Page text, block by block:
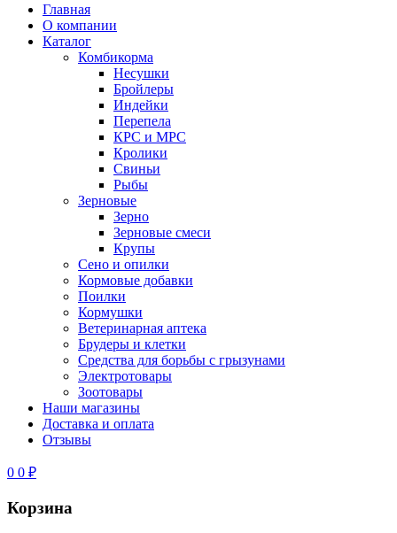
Главная
О компании
Каталог
Комбикорма
Несушки
Бройлеры
Индейки
Перепела
КРС и МРС
Кролики
Свиньи
Рыбы
Зерновые
Зерно
Зерновые смеси
Крупы
Сено и опилки
Кормовые добавки
Поилки
Кормушки
Ветеринарная аптека
Брудеры и клетки
Средства для борьбы с грызунами
Электротовары
Зоотовары
Наши магазины
Доставка и оплата
Отзывы
0 0 ₽
Корзина